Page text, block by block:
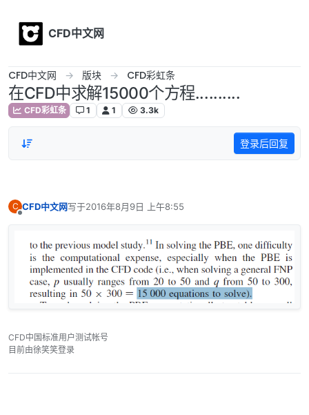
CFD中文网
CFD中文网 版块 CFD彩虹条
在CFD中求解15000个方程..........
CFD彩虹条 1 1 3.3k
登录后回复
C CFD中文网写于2016年8月9日 上午8:55
最后由 编辑
CFD中国标准用户测试帐号
目前由徐笑笑登录